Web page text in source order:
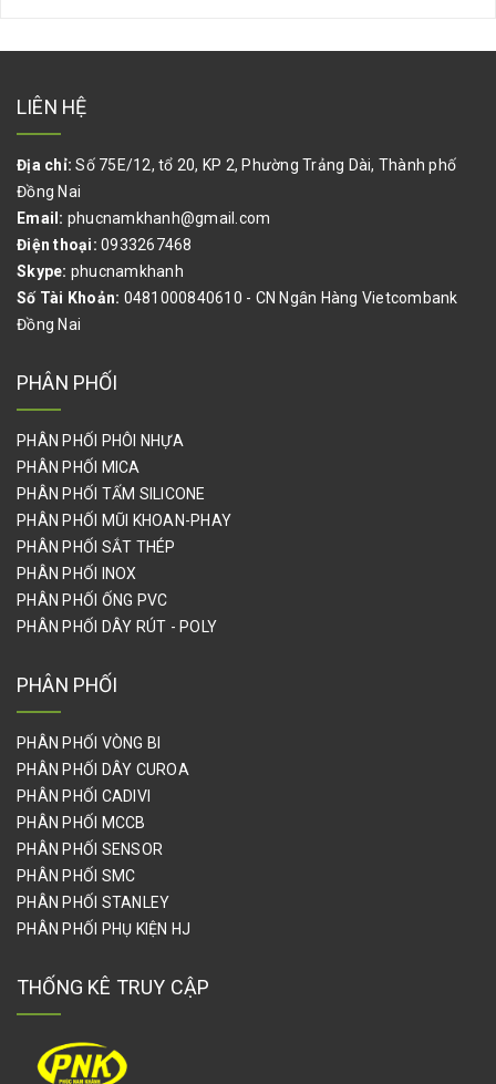
LIÊN HỆ
Địa chỉ: Số 75E/12, tổ 20, KP 2, Phường Trảng Dài, Thành phố
Đồng Nai
Email: phucnamkhanh@gmail.com
Điện thoại: 0933267468
Skype: phucnamkhanh
Số Tài Khoản: 0481000840610 - CN Ngân Hàng Vietcombank
Đồng Nai
PHÂN PHỐI
PHÂN PHỐI PHÔI NHỰA
PHÂN PHỐI MICA
PHÂN PHỐI TẤM SILICONE
PHÂN PHỐI MŨI KHOAN-PHAY
PHÂN PHỐI SẮT THÉP
PHÂN PHỐI INOX
PHÂN PHỐI ỐNG PVC
PHÂN PHỐI DÂY RÚT - POLY
PHÂN PHỐI
PHÂN PHỐI VÒNG BI
PHÂN PHỐI DÂY CUROA
PHÂN PHỐI CADIVI
PHÂN PHỐI MCCB
PHÂN PHỐI SENSOR
PHÂN PHỐI SMC
PHÂN PHỐI STANLEY
PHÂN PHỐI PHỤ KIỆN HJ
THỐNG KÊ TRUY CẬP